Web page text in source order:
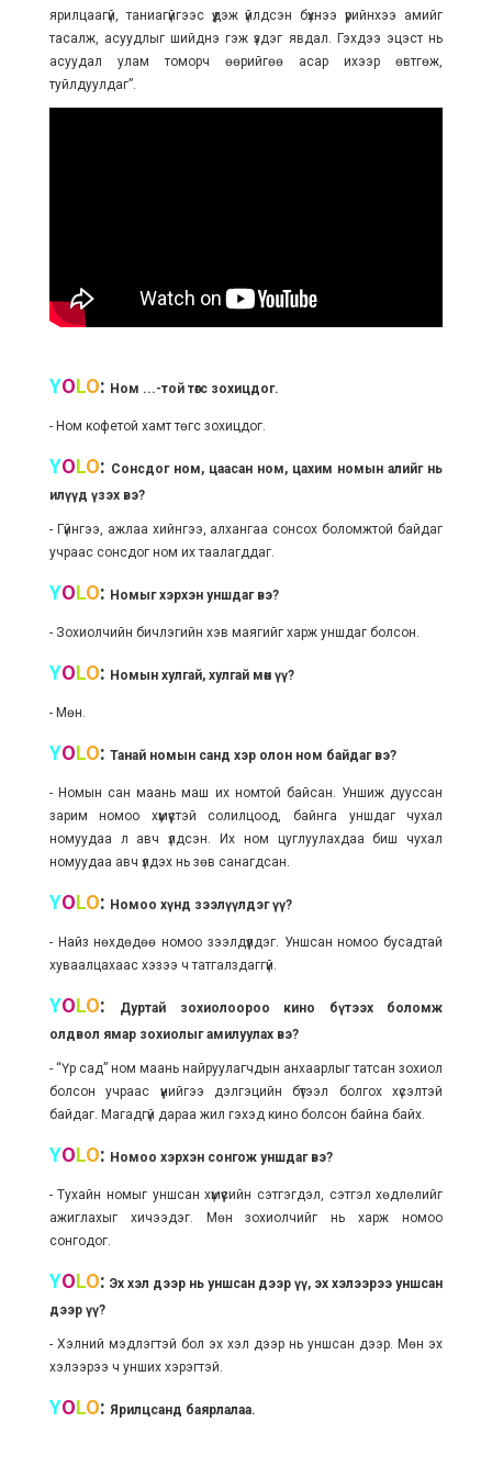
ярилцаагүй, таниагүйгээс үүдэж үйлдсэн бүхнээ үрийнхээ амийг
тасалж, асуудлыг шийднэ гэж үздэг явдал. Гэхдээ эцэст нь
асуудал улам томорч өөрийгөө асар ихээр өвтгөж,
туйлдуулдаг”.
YOLO: Ном ...-той төгс зохицдог.
- Ном кофетой хамт төгс зохицдог.
YOLO: Сонсдог ном, цаасан ном, цахим номын алийг нь
илүүд үзэх вэ?
- Гүйнгээ, ажлаа хийнгээ, алхангаа сонсох боломжтой байдаг
учраас сонсдог ном их таалагддаг.
YOLO: Номыг хэрхэн уншдаг вэ?
- Зохиолчийн бичлэгийн хэв маягийг харж уншдаг болсон.
YOLO: Номын хулгай, хулгай мөн үү?
- Мөн.
YOLO: Танай номын санд хэр олон ном байдаг вэ?
- Номын сан маань маш их номтой байсан. Уншиж дууссан
зарим номоо хүмүүстэй солилцоод, байнга уншдаг чухал
номуудаа л авч үлдсэн. Их ном цуглуулахдаа биш чухал
номуудаа авч үлдэх нь зөв санагдсан.
YOLO: Номоо хүнд зээлүүлдэг үү?
- Найз нөхдөдөө номоо зээлдүүлдэг. Уншсан номоо бусадтай
хуваалцахаас хэзээ ч татгалздаггүй.
YOLO:
Дуртай зохиолоороо кино бүтээх боломж
олдвол ямар зохиолыг амилуулах вэ?
- “Үр сад” ном маань найруулагчдын анхаарлыг татсан зохиол
болсон учраас үүнийгээ дэлгэцийн бүтээл болгох хүсэлтэй
байдаг. Магадгүй дараа жил гэхэд кино болсон байна байх.
YOLO: Номоо хэрхэн сонгож уншдаг вэ?
- Тухайн номыг уншсан хүмүүсийн сэтгэгдэл, сэтгэл хөдлөлийг
ажиглахыг хичээдэг. Мөн зохиолчийг нь харж номоо
сонгодог.
YOLO: Эх хэл дээр нь уншсан дээр үү, эх хэлээрээ уншсан
дээр үү?
- Хэлний мэдлэгтэй бол эх хэл дээр нь уншсан дээр. Мөн эх
хэлээрээ ч унших хэрэгтэй.
YOLO: Ярилцсанд баярлалаа.